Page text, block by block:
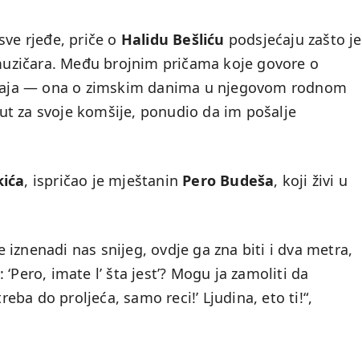
rjeđe, priče o Halidu Bešliću podsjećaju zašto je
Među brojnim pričama koje govore o
— ona o zimskim danima u njegovom rodnom
za svoje komšije, ponudio da im pošalje
, ispričao je mještanin Pero Budeša, koji živi u
nas snijeg, ovdje ga zna biti i dva metra,
imate l’ šta jest’? Mogu ja zamoliti da
do proljeća, samo reci!’ Ljudina, eto ti!“,